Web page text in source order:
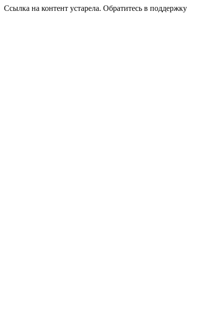
Ссылка на контент устарела. Обратитесь в поддержку